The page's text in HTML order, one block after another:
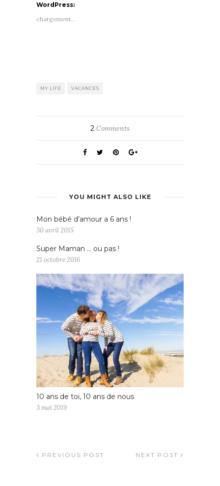
WordPress:
chargement…
MY LIFE VACANCES
2 Comments
YOU MIGHT ALSO LIKE
Mon bébé d’amour a 6 ans !
30 avril 2015
Super Maman … ou pas !
21 octobre 2016
10 ans de toi, 10 ans de nous
3 mai 2019
PREVIOUS POST NEXT POST